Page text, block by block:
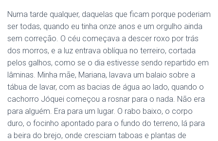
Numa tarde qualquer, daquelas que ficam porque poderiam
ser todas, quando eu tinha onze anos e um orgulho ainda
sem correção. O céu começava a descer roxo por trás
dos morros, e a luz entrava oblíqua no terreiro, cortada
pelos galhos, como se o dia estivesse sendo repartido em
lâminas. Minha mãe, Mariana, lavava um balaio sobre a
tábua de lavar, com as bacias de água ao lado, quando o
cachorro Jóquei começou a rosnar para o nada. Não era
para alguém. Era para um lugar. O rabo baixo, o corpo
duro, o focinho apontado para o fundo do terreno, lá para
a beira do brejo, onde cresciam taboas e plantas de